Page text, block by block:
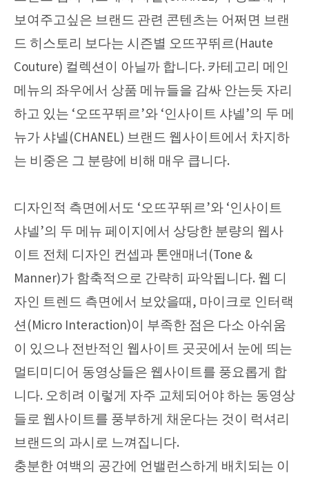
보여주고싶은 브랜드 관련 콘텐츠는 어쩌면 브랜
드 히스토리 보다는 시즌별 오뜨꾸뛰르(Haute
Couture) 컬렉션이 아닐까 합니다. 카테고리 메인
메뉴의 좌우에서 상품 메뉴들을 감싸 안는듯 자리
하고 있는 ‘오뜨꾸뛰르’와 ‘인사이트 샤넬’의 두 메
뉴가 샤넬(CHANEL) 브랜드 웹사이트에서 차지하
는 비중은 그 분량에 비해 매우 큽니다.
디자인적 측면에서도 ‘오뜨꾸뛰르’와 ‘인사이트
샤넬’의 두 메뉴 페이지에서 상당한 분량의 웹사
이트 전체 디자인 컨셉과 톤앤매너(Tone &
Manner)가 함축적으로 간략히 파악됩니다. 웹 디
자인 트렌드 측면에서 보았을때, 마이크로 인터랙
션(Micro Interaction)이 부족한 점은 다소 아쉬움
이 있으나 전반적인 웹사이트 곳곳에서 눈에 띄는
멀티미디어 동영상들은 웹사이트를 풍요롭게 합
니다. 오히려 이렇게 자주 교체되어야 하는 동영상
들로 웹사이트를 풍부하게 채운다는 것이 럭셔리
브랜드의 과시로 느껴집니다.
충분한 여백의 공간에 언밸런스하게 배치되는 이